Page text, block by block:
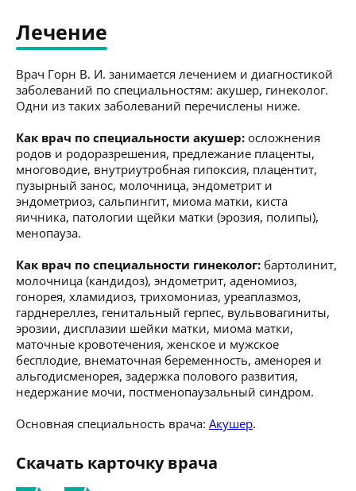
Лечение
Врач Горн В. И. занимается лечением и диагностикой
заболеваний по специальностям: акушер, гинеколог.
Одни из таких заболеваний перечислены ниже.
Как врач по специальности акушер: осложнения
родов и родоразрешения, предлежание плаценты,
многоводие, внутриутробная гипоксия, плацентит,
пузырный занос, молочница, эндометрит и
эндометриоз, сальпингит, миома матки, киста
яичника, патологии щейки матки (эрозия, полипы),
менопауза.
Как врач по специальности гинеколог: бартолинит,
молочница (кандидоз), эндометрит, аденомиоз,
гонорея, хламидиоз, трихомониаз, уреаплазмоз,
гарднереллез, генитальный герпес, вульвовагиниты,
эрозии, дисплазии шейки матки, миома матки,
маточные кровотечения, женское и мужское
бесплодие, внематочная беременность, аменорея и
альгодисменорея, задержка полового развития,
недержание мочи, постменопаузальный синдром.
Основная специальность врача: Акушер.
Скачать карточку врача